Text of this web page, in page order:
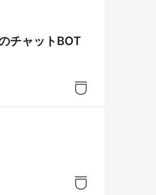
チャットBOT